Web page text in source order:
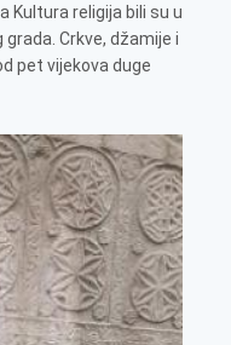
Kultura religija bili su u
Crkve, džamije i
pet vijekova duge